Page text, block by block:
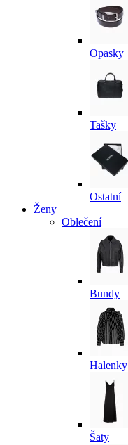
Opasky
Tašky
Ostatní
Ženy
Oblečení
Bundy
Halenky
Šaty